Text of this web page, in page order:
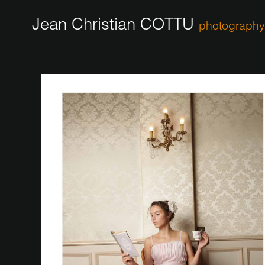
Jean Christian COTTU photography